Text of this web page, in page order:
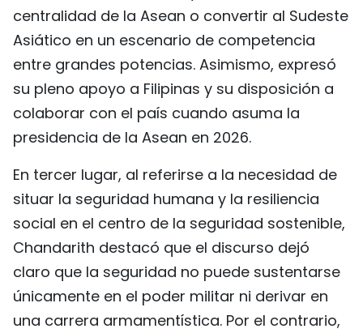
centralidad de la Asean o convertir al Sudeste
Asiático en un escenario de competencia
entre grandes potencias. Asimismo, expresó
su pleno apoyo a Filipinas y su disposición a
colaborar con el país cuando asuma la
presidencia de la Asean en 2026.
En tercer lugar, al referirse a la necesidad de
situar la seguridad humana y la resiliencia
social en el centro de la seguridad sostenible,
Chandarith destacó que el discurso dejó
claro que la seguridad no puede sustentarse
únicamente en el poder militar ni derivar en
una carrera armamentística. Por el contrario,